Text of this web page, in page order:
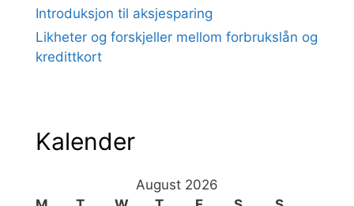
Introduksjon til aksjesparing
Likheter og forskjeller mellom forbrukslån og
kredittkort
Kalender
August 2026